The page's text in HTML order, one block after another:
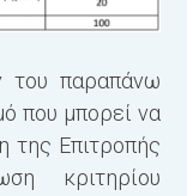
του παραπάνω
που μπορεί να
της Επιτροπής
κριτηρίου